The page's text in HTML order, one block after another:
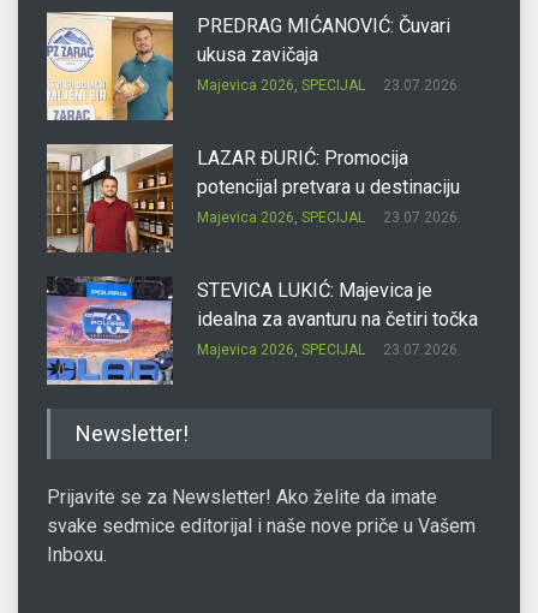
PREDRAG MIĆANOVIĆ: Čuvari
ukusa zavičaja
Majevica 2026, SPECIJAL 23.07.2026.
LAZAR ĐURIĆ: Promocija
potencijal pretvara u destinaciju
Majevica 2026, SPECIJAL 23.07.2026.
STEVICA LUKIĆ: Majevica je
idealna za avanturu na četiri točka
Majevica 2026, SPECIJAL 23.07.2026.
Newsletter!
Prijavite se za Newsletter! Ako želite da imate
svake sedmice editorijal i naše nove priče u Vašem
Inboxu.